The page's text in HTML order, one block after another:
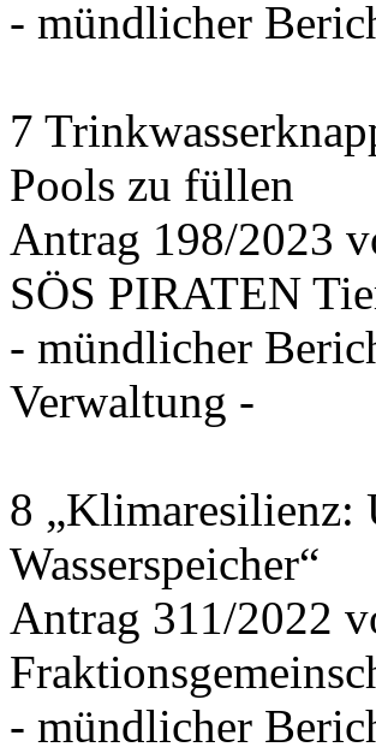
- mündlicher
7
Pools zu füllen
Antrag 198/2023
SÖS PIRATEN
- mündlicher
Verwaltung -
8 „Klimaresilienz:
Wasserspeicher“
Antrag 311/2022
- mündlicher